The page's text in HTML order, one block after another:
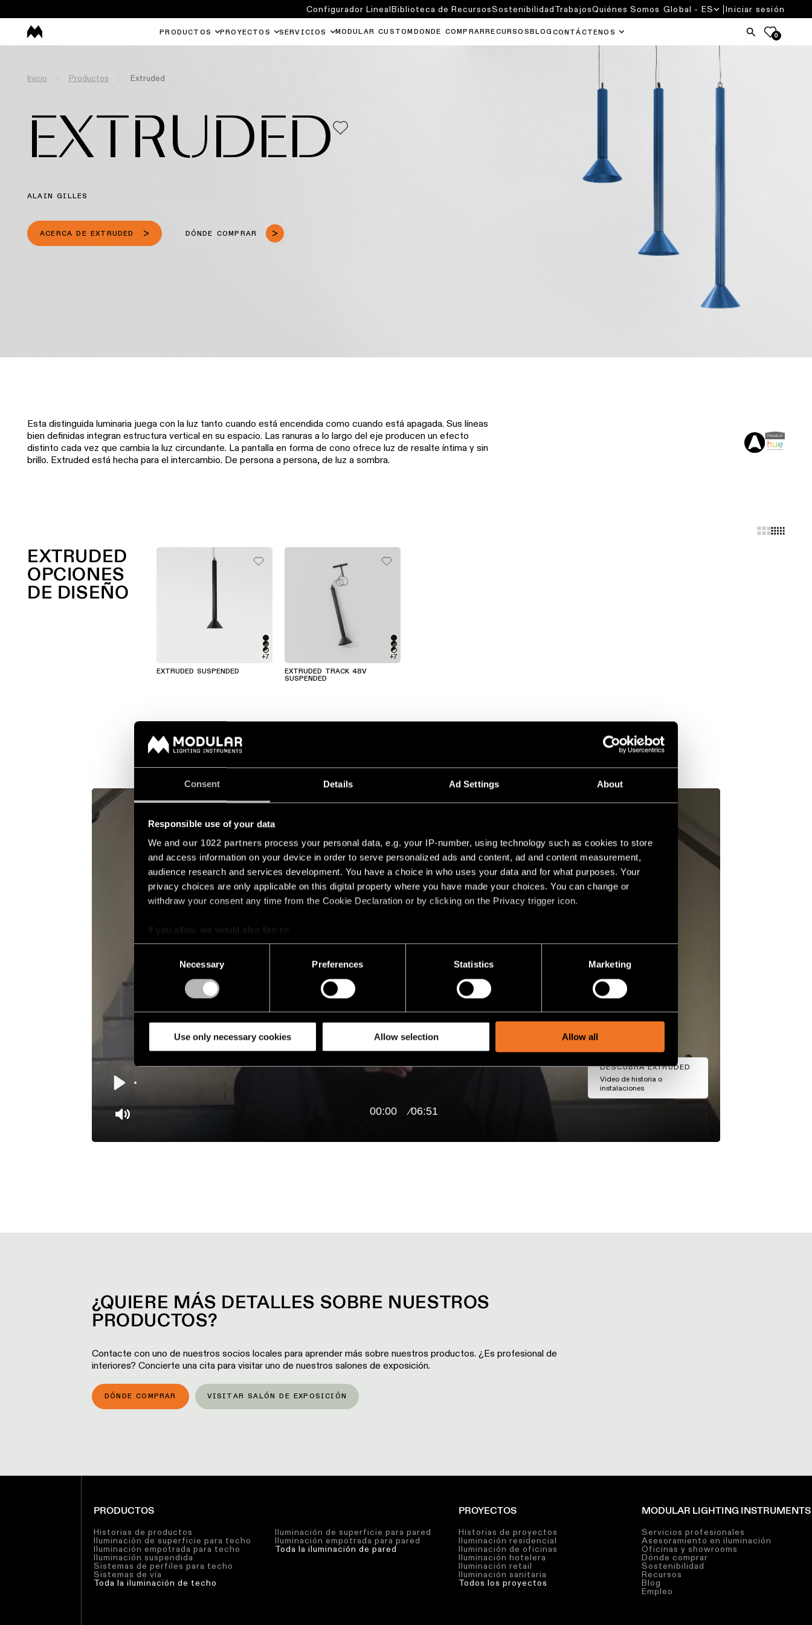
Consent Details Ad Settings About
Responsible use of your data
We and our 1022 partners process your personal data, e.g. your IP-number, using technology such as cookies to store
and access information on your device in order to serve personalized ads and content, ad and content measurement,
audience research and services development. You have a choice in who uses your data and for what purposes. Your
privacy choices are only applicable on this digital property where you have made your choices. You can change or
withdraw your consent any time from the Cookie Declaration or by clicking on the Privacy trigger icon.
If you allow, we would also like to:
Collect information about your geographical location which can be accurate to within several meters
Identify your device by actively scanning it for specific characteristics (fingerprinting)
Find out more about how your personal data is processed and set your preferences in the
analyze our traffic. We also share information about your use of our site with our social media, advertising and analytics
partners.
Selection
Necessary Preferences Statistics Marketing
Use only necessary cookies Allow selection Allow all
PRODUCTOS PROYECTOS SERVICIOS MODULAR CUSTOM DONDE COMPRAR RECURSOS BLOG CONTÁCTENOS 0
Configurador LinealBiblioteca de RecursosSostenibilidadTrabajosQuiénes Somos Global - ES Iniciar sesión
Inicio Productos Extruded
EXTRUDED
ALAIN GILLES
ACERCA DE EXTRUDED DÓNDE COMPRAR
Esta distinguida luminaria juega con la luz tanto cuando está encendida como cuando está apagada. Sus líneas
bien definidas integran estructura vertical en su espacio. Las ranuras a lo largo del eje producen un efecto
distinto cada vez que cambia la luz circundante. La pantalla en forma de cono ofrece luz de resalte íntima y sin
brillo. Extruded está hecha para el intercambio. De persona a persona, de luz a sombra.
EXTRUDED
OPCIONES
DE DISEÑO
+7
EXTRUDED SUSPENDED
+7
EXTRUDED TRACK 48V
SUSPENDED
00:00 06:51
DESCUBRA EXTRUDED
Video de historia o
instalaciones
¿QUIERE MÁS DETALLES SOBRE NUESTROS
PRODUCTOS?
Contacte con uno de nuestros socios locales para aprender más sobre nuestros productos. ¿Es profesional de
interiores? Concierte una cita para visitar uno de nuestros salones de exposición.
DÓNDE COMPRAR VISITAR SALÓN DE EXPOSICIÓN
PRODUCTOS
Historias de productos
Iluminación de superficie para techo
Iluminación empotrada para techo
Iluminación suspendida
Sistemas de perfiles para techo
Sistemas de vía
Toda la iluminación de techo
Iluminación de superficie para pared
Iluminación empotrada para pared
Toda la iluminación de pared
PROYECTOS
Historias de proyectos
Iluminación residencial
Iluminación de oficinas
Iluminación hotelera
Iluminación retail
Iluminación sanitaria
Todos los proyectos
MODULAR LIGHTING INSTRUMENTS
Servicios profesionales
Asesoramiento en iluminación
Oficinas y showrooms
Dónde comprar
Sostenibilidad
Recursos
Blog
Empleo